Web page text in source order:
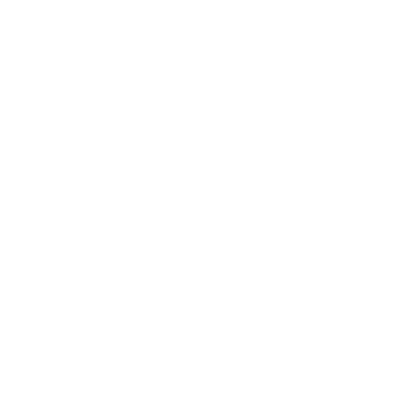
di spedizione dipendono